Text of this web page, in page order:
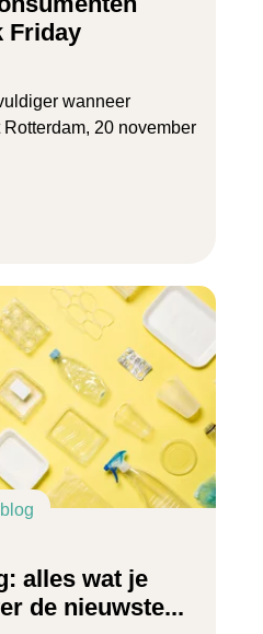
Friday
wanneer
20 november
blog
alles wat je
de nieuwste...